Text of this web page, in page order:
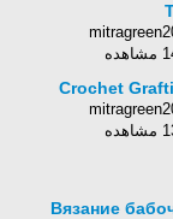
Crochet
Вязание